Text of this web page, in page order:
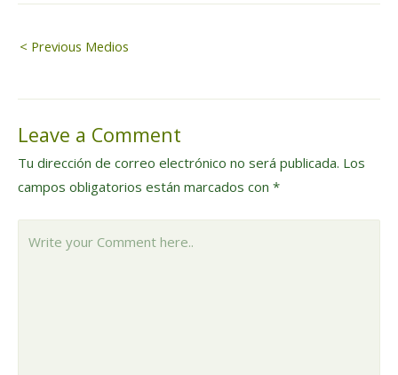
Navegación
de
entradas
< Previous Medios
Leave a Comment
Tu dirección de correo electrónico no será publicada. Los
campos obligatorios están marcados con *